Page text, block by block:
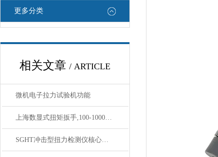
更多分类
相关文章 / ARTICLE
微机电子拉力试验机功能
上海数显式扭矩扳手,100-1000牛m数显式检测扭矩紧固控制扳手
SGHT冲击型扭力检测仪核心技术参数与整机性能解析